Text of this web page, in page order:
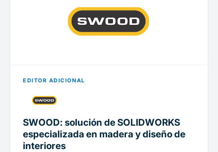
EDITOR ADICIONAL
SWOOD: solución de SOLIDWORKS
especializada en madera y diseño de
interiores